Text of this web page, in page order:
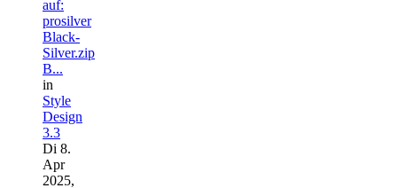
auf:
prosilver
Black-
Silver.zip
B...
in
Style
Design
3.3
Di 8.
Apr
2025,